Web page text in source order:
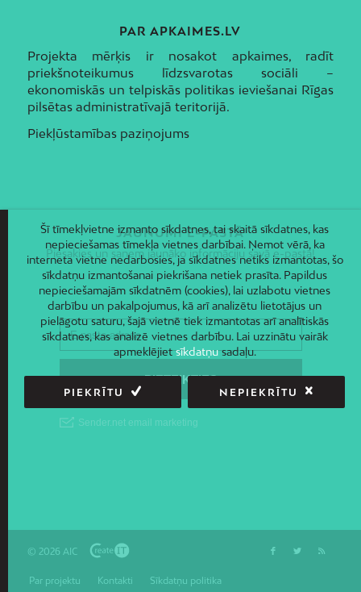
PAR APKAIMES.LV
Projekta mērķis ir nosakot apkaimes, radīt
priekšnoteikumus līdzsvarotas sociāli –
ekonomiskās un telpiskās politikas ieviešanai Rīgas
pilsētas administratīvajā teritorijā.
Piekļūstamības paziņojums
JAUNUMI E-PASTĀ
Piesakies un saņem jaunāko informāciju savā e-pastā!
© 2026 AIC
Par projektu Kontakti Sīkdatņu politika
Šī tīmekļvietne izmanto sīkdatnes, tai skaitā sīkdatnes, kas
nepieciešamas tīmekļa vietnes darbībai. Ņemot vērā, ka
interneta vietne nedarbosies, ja sīkdatnes netiks izmantotas, šo
sīkdatņu izmantošanai piekrišana netiek prasīta. Papildus
nepieciešamajām sīkdatnēm (cookies), lai uzlabotu vietnes
darbību un pakalpojumus, kā arī analizētu lietotājus un
pielāgotu saturu, šajā vietnē tiek izmantotas arī analītiskās
sīkdatnes, kas analizē vietnes darbību. Lai uzzinātu vairāk
apmeklējietsīkdatņusadaļu.
PIEKRĪTU NEPIEKRĪTU